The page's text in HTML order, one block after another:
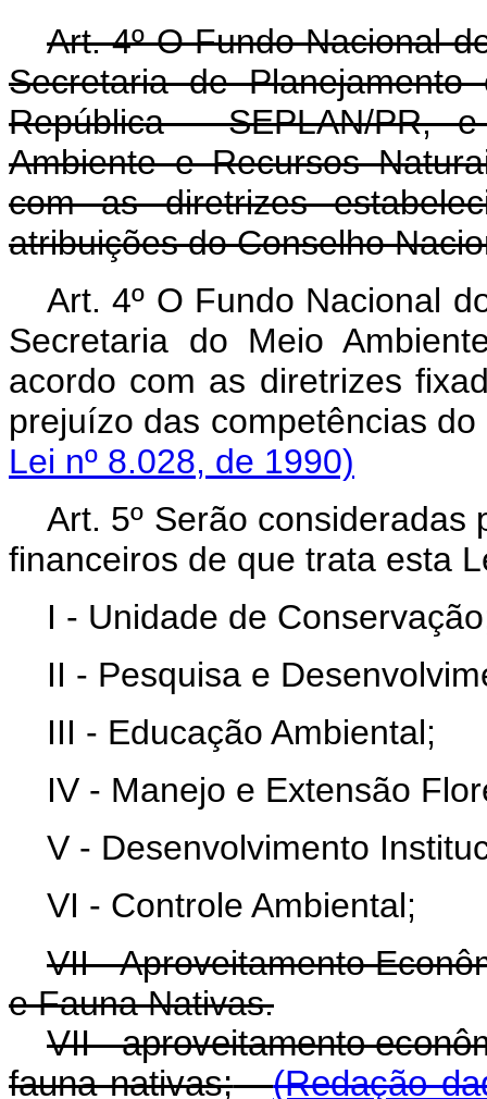
Art. 4º O Fundo Nacional
Secretaria de
República - SEPLAN/PR,
Ambiente e Recursos
com as diretrizes
atribuições do Conselho
Art. 4º O Fundo Nacional
Secretaria do Meio
acordo com as diretrizes
prejuízo das
Lei nº 8.028, de 1990)
Art. 5º Serão
financeiros de que trata esta
I - Unidade de
II - Pesquisa e
III - Educação Ambiental;
IV - Manejo e Extensão
V - Desenvolvimento
VI - Controle Ambiental;
VII - Aproveitamento
e Fauna Nativas.
VII - aproveitamento
fauna nativas;
(Redação